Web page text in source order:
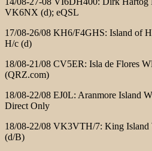
VK6NX (d); eQSL
17/08-26/08 KH6/F4GHS: Island of
H/c (d)
18/08-21/08 CV5ER: Isla de Flores
(QRZ.com)
18/08-22/08 EJ0L: Aranmore Island
Direct Only
18/08-22/08 VK3VTH/7: King
(d/B)